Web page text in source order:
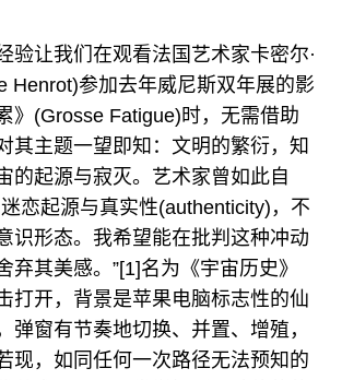
验让我们在观看法国艺术家卡密尔·
Henrot)参加去年威尼斯双年展的影
》(Grosse Fatigue)时，无需借助
其主题一望即知：文明的繁衍，知
的起源与寂灭。艺术家曾如此自
恋起源与真实性(authenticity)，不
识形态。我希望能在批判这种冲动
弃其美感。”[1]名为《宇宙历史》
打开，背景是苹果电脑标志性的仙
弹窗有节奏地切换、并置、增殖，
现，如同任何一次路径无法预知的